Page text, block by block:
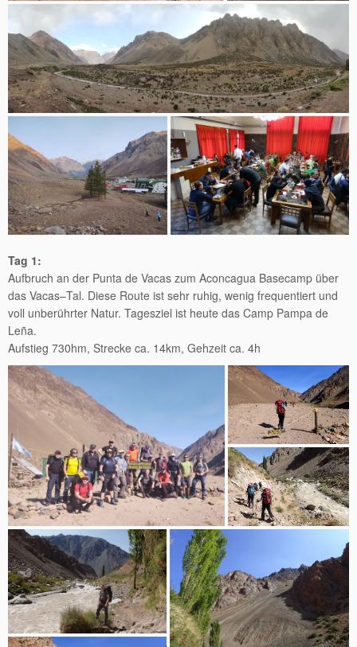
Tag 1:
Aufbruch an der Punta de Vacas zum Aconcagua Basecamp über
das Vacas–Tal. Diese Route ist sehr ruhig, wenig frequentiert und
voll unberührter Natur. Tagesziel ist heute das Camp Pampa de
Leña.
Aufstieg 730hm, Strecke ca. 14km, Gehzeit ca. 4h